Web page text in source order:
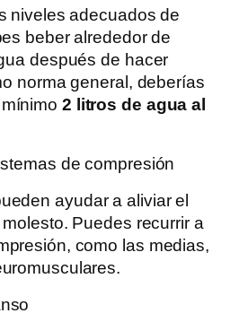
niveles adecuados de
beber alrededor de
después de hacer
norma general, deberías
2 litros de agua al
de compresión
ayudar a aliviar el
Puedes recurrir a
como las medias,